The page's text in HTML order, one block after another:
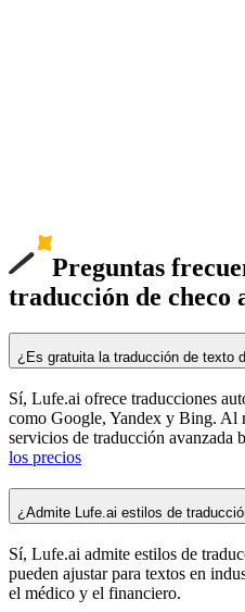
Preguntas
traducción de checo
¿Es gratuita la traducción de texto
Sí, Lufe.ai ofrece traducciones
como Google, Yandex y Bing. Al
servicios de traducción avanzada
los precios
¿Admite Lufe.ai estilos de
Sí, Lufe.ai admite estilos de
pueden ajustar para textos en
el médico y el financiero.